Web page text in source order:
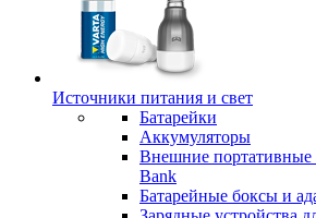
Источники питания и свет
Батарейки
Аккумуляторы
Внешние портативные
Bank
Батарейные боксы и